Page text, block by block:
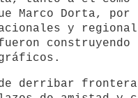
Marco Dorta,
y
construyendo
derribar